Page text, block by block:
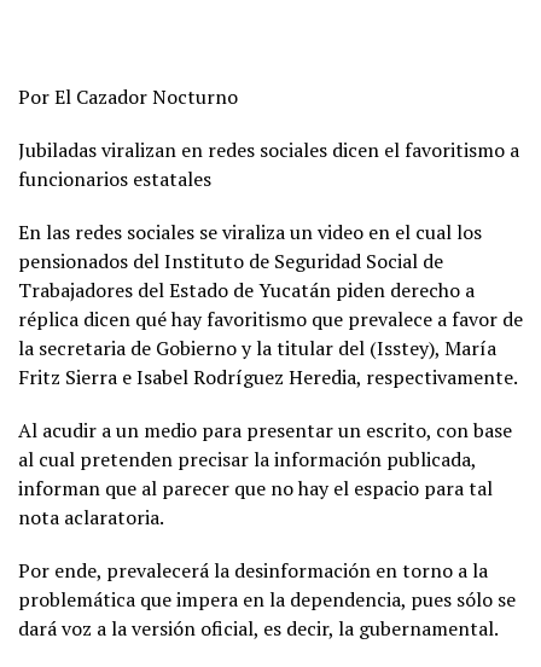
Por El Cazador Nocturno
Jubiladas viralizan en redes sociales dicen el favoritismo a
funcionarios estatales
En las redes sociales se viraliza un video en el cual los
pensionados del Instituto de Seguridad Social de
Trabajadores del Estado de Yucatán piden derecho a
réplica dicen qué hay favoritismo que prevalece a favor de
la secretaria de Gobierno y la titular del (Isstey), María
Fritz Sierra e Isabel Rodríguez Heredia, respectivamente.
Al acudir a un medio para presentar un escrito, con base
al cual pretenden precisar la información publicada,
informan que al parecer que no hay el espacio para tal
nota aclaratoria.
Por ende, prevalecerá la desinformación en torno a la
problemática que impera en la dependencia, pues sólo se
dará voz a la versión oficial, es decir, la gubernamental.